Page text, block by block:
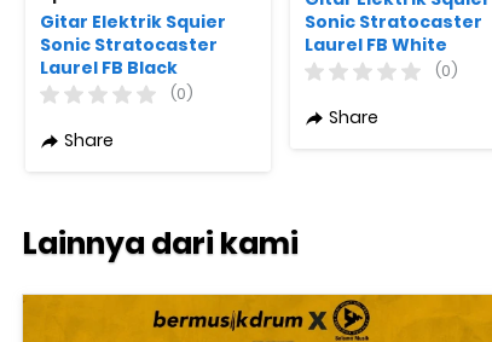
Gitar Elektrik Squier
Sonic Stratocaster
Laurel FB Black
Pickguard California
(0)
Share
Sonic Stratocaster
Laurel FB White
Pickguard Ultraviolet
(0)
Share
Lainnya dari kami